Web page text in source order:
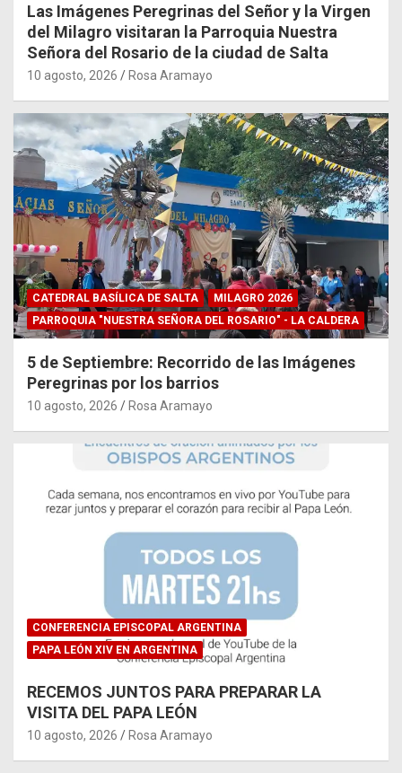
Las Imágenes Peregrinas del Señor y la Virgen
del Milagro visitaran la Parroquia Nuestra
Señora del Rosario de la ciudad de Salta
10 agosto, 2026 Rosa Aramayo
CATEDRAL BASÍLICA DE SALTA
MILAGRO 2026
PARROQUIA "NUESTRA SEÑORA DEL ROSARIO" - LA CALDERA
5 de Septiembre: Recorrido de las Imágenes
Peregrinas por los barrios
10 agosto, 2026 Rosa Aramayo
CONFERENCIA EPISCOPAL ARGENTINA
PAPA LEÓN XIV EN ARGENTINA
RECEMOS JUNTOS PARA PREPARAR LA
VISITA DEL PAPA LEÓN
10 agosto, 2026 Rosa Aramayo